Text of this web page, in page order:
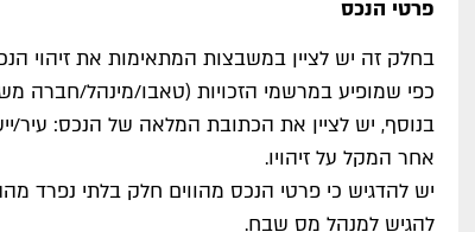
פרטי הנכס
בחלק זה יש לציין במשבצות המתאימות את זיהוי
כפי שמופיע במרשמי הזכויות (טאבו/מינהל/חברה
בנוסף, יש לציין את הכתובת המלאה של הנכס: עיר/
אחר המקל על זיהויו.
יש להדגיש כי פרטי הנכס מהווים חלק בלתי נפרד
להגיש למנהל מס שבח.